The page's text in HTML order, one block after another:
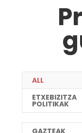
ALL
ETXEBIZITZA
POLITIKAK